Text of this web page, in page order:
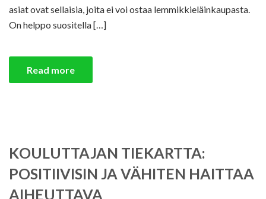
asiat ovat sellaisia, joita ei voi ostaa lemmikkieläinkaupasta.
On helppo suositella […]
Read more
KOULUTTAJAN TIEKARTTA:
POSITIIVISIN JA VÄHITEN HAITTAA
AIHEUTTAVA